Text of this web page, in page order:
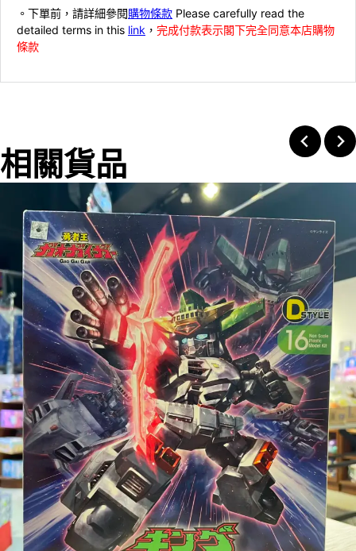
。下單前，請詳細參閱購物條款 Please carefully read the
detailed terms in this link ， 完成付款表示閣下完全同意本店購物
條款
相關貨品